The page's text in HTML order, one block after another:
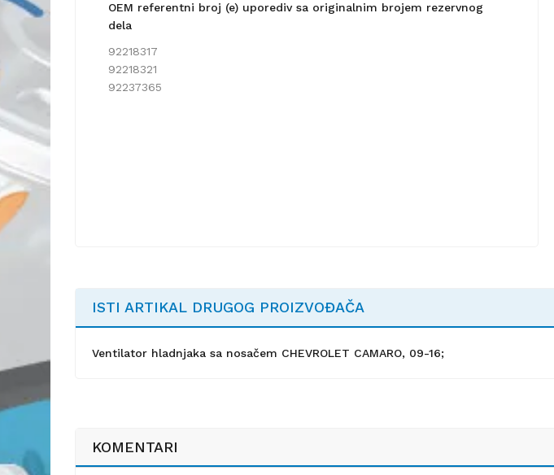
OEM referentni broj (e) uporediv sa originalnim brojem rezervnog
dela
92218317
92218321
92237365
ISTI ARTIKAL DRUGOG PROIZVOĐAČA
Ventilator hladnjaka sa nosačem CHEVROLET CAMARO, 09-16;
KOMENTARI